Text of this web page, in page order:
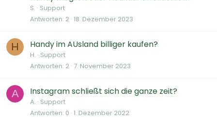
S. Support
Antworten 2 18. Dezember 2023
H Handy im AUsland billiger kaufen?
H. Support
Antworten 2 7. November 2023
A Instagram schließt sich die ganze zeit?
A. Support
Antworten 0 1. Dezember 2022